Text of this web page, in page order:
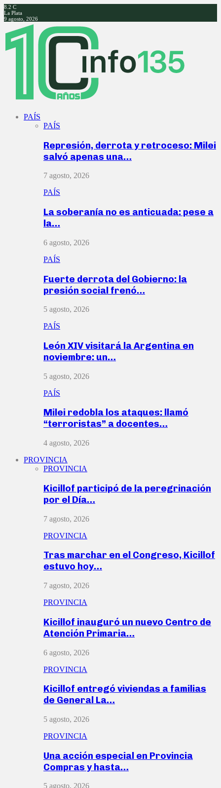
8.2 C
La Plata
9 agosto, 2026
Facebook
Twitter
Instagram
Youtube
PAÍS
PAÍS
Represión, derrota y retroceso: Milei
salvó apenas una…
7 agosto, 2026
PAÍS
La soberanía no es anticuada: pese a
la…
6 agosto, 2026
PAÍS
Fuerte derrota del Gobierno: la
presión social frenó…
5 agosto, 2026
PAÍS
León XIV visitará la Argentina en
noviembre: un…
5 agosto, 2026
PAÍS
Milei redobla los ataques: llamó
“terroristas” a docentes…
4 agosto, 2026
PROVINCIA
PROVINCIA
Kicillof participó de la peregrinación
por el Día…
7 agosto, 2026
PROVINCIA
Tras marchar en el Congreso, Kicillof
estuvo hoy…
7 agosto, 2026
PROVINCIA
Kicillof inauguró un nuevo Centro de
Atención Primaria…
6 agosto, 2026
PROVINCIA
Kicillof entregó viviendas a familias
de General La…
5 agosto, 2026
PROVINCIA
Una acción especial en Provincia
Compras y hasta…
5 agosto, 2026